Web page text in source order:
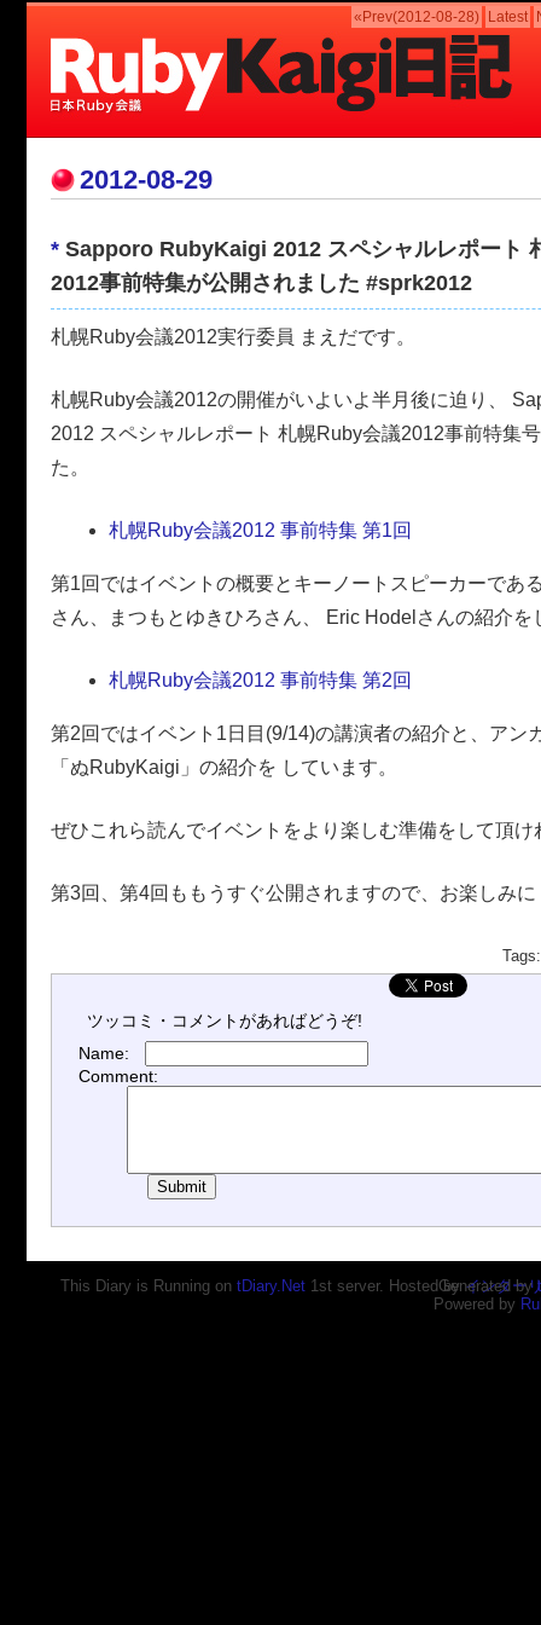
2012-08-29
* Sapporo RubyKaigi 2012 スペシャルレポート
2012事前特集が公開されました #sprk2012
札幌Ruby会議2012実行委員 まえだです。
札幌Ruby会議2012の開催がいよいよ半月後に迫り、
2012 スペシャルレポート 札幌Ruby会議2012事前特集
た。
札幌Ruby会議2012 事前特集 第1回
第1回ではイベントの概要とキーノートスピーカーであ
さん、まつもとゆきひろさん、 Eric Hodelさんの紹介を
札幌Ruby会議2012 事前特集 第2回
第2回ではイベント1日目(9/14)の講演者の紹介と、アン
「ぬRubyKaigi」の紹介を しています。
ぜひこれら読んでイベントをより楽しむ準備をして頂け
第3回、第4回ももうすぐ公開されますので、お楽しみに
ツッコミ・コメントがあればどうぞ!
Name:
Comment:
«Prev(2012-08-28) Latest
This Diary is Running on tDiary.Net 1st server. Hosted byインター
Generated by
Powered by